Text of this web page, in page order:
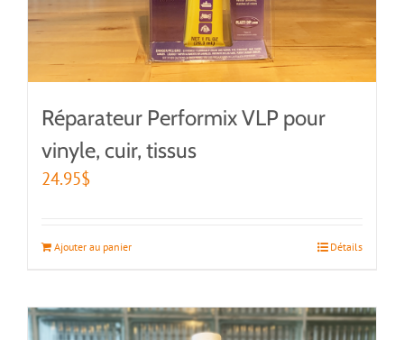
Réparateur Performix VLP pour
vinyle, cuir, tissus
24.95$
Ajouter au panier Détails